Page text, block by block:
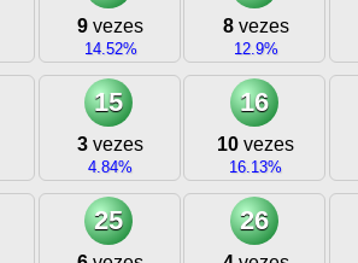
9 vezes
14.52%
8vezes
12.9%
15
3 vezes
4.84%
16
10 vezes
16.13%
25 26